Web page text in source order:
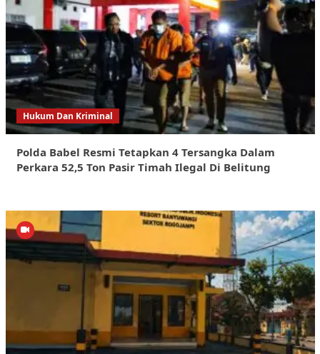
Hukum Dan Kriminal
Polda Babel Resmi Tetapkan 4 Tersangka Dalam
Perkara 52,5 Ton Pasir Timah Ilegal Di Belitung